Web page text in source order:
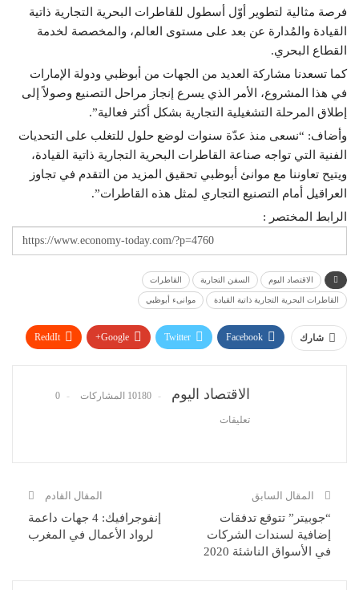
فرصة مثالية لتطوير أوّل أسطول للقاطرات البحرية التجارية ذاتية
القيادة والمُدارة عن بعد على مستوى العالم، والمخصصة لخدمة
القطاع البحري.
كما تسعدنا مشاركة العديد من الجهات من أبوظبي ودولة الإمارات
في هذا المشروع، الأمر الذي يسرع إنجاز مراحل التصنيع وصولاً إلى
إطلاق المرحلة التشغيلية التجارية بشكل أكثر فعالية”.
وأضاف: “نسعى منذ عدّة سنوات لوضع حلول للتغلب على التحديات
الفنية التي تواجه صناعة القاطرات البحرية التجارية ذاتية القيادة،
ويتيح تعاوننا مع موانئ أبوظبي تحقيق المزيد من التقدم في تجاوز
العراقيل أمام التصنيع التجاري لمثل هذه القاطرات”.
الرابط المختصر :
الاقتصاد اليوم السفن التجارية القاطرات
القاطرات البحرية التجارية ذاتية القيادة موانىء أبوظبي
شارك Facebook
Twitter
Google+
ReddIt
الاقتصاد اليوم 10180 المشاركات 0
تعليقات
المقال السابق
“جوبيتر” تتوقع تدفقات
إضافية لسندات الشركات
في الأسواق الناشئة 2020
المقال القادم
إنفوجرافيك: 4 جهات داعمة
لرواد الأعمال في المغرب